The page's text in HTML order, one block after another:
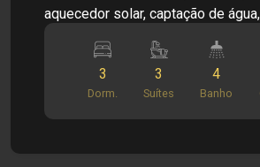
aquecedor solar, captação de
quintal com churrasqueira e 4
3
Dorm.
3
Suítes
4
Banho